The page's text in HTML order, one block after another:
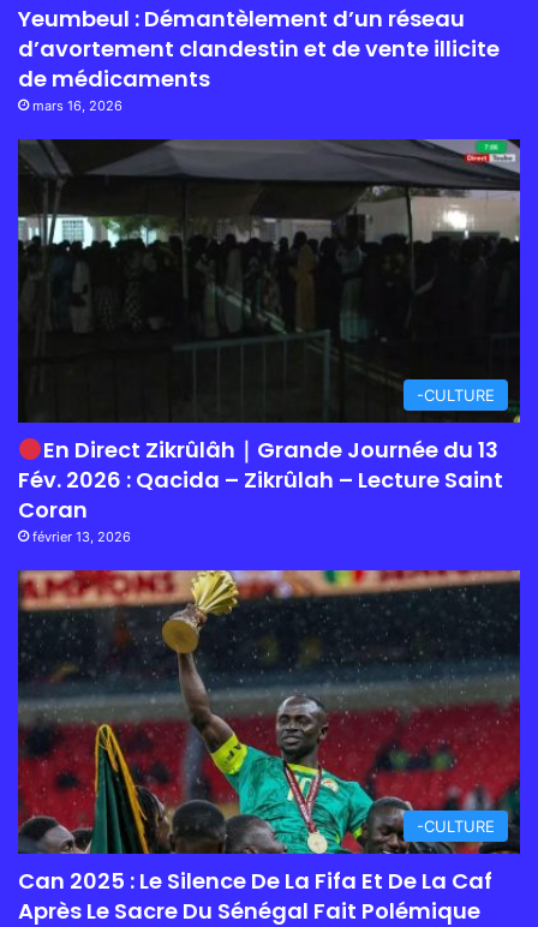
Yeumbeul : Démantèlement d’un réseau
d’avortement clandestin et de vente illicite
de médicaments
mars 16, 2026
-CULTURE
En Direct Zikrûlâh｜Grande Journée du 13
Fév. 2026 : Qacida – Zikrûlah – Lecture Saint
Coran
février 13, 2026
-CULTURE
Can 2025 : Le Silence De La Fifa Et De La Caf
Après Le Sacre Du Sénégal Fait Polémique